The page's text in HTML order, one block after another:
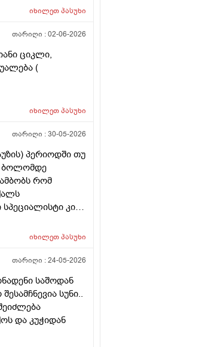
მენტრუაციას
საათის სავალი),
მენტრუაცია
იხილეთპასუხი
თარიღი :02-06-2026
ციკლი,
(
იხილეთპასუხი
თარიღი :30-05-2026
პერიოდში თუ
ბოლომდე
რომ
კი
იხილეთპასუხი
თარიღი :24-05-2026
საშოდან
სუნი..
და კუჭიდან